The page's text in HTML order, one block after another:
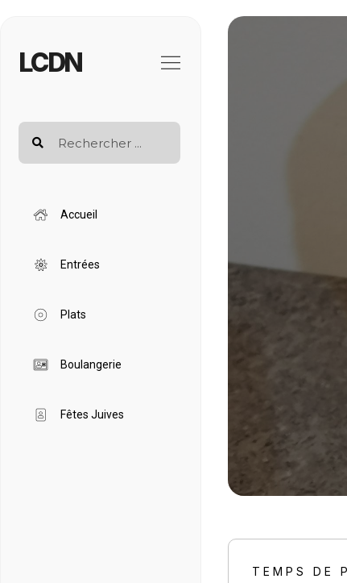
LCDN
Accueil
Entrées
Plats
Boulangerie
Fêtes Juives
TEMPS DE